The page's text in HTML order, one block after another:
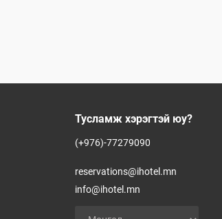
Тусламж хэрэгтэй юу?
(+976)-77279090
reservations@ihotel.mn
info@ihotel.mn